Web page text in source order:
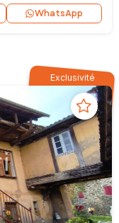
WhatsApp
Exclusivité